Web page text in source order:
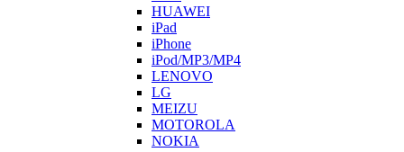
HUAWEI
iPad
iPhone
iPod/MP3/MP4
LENOVO
LG
MEIZU
MOTOROLA
NOKIA